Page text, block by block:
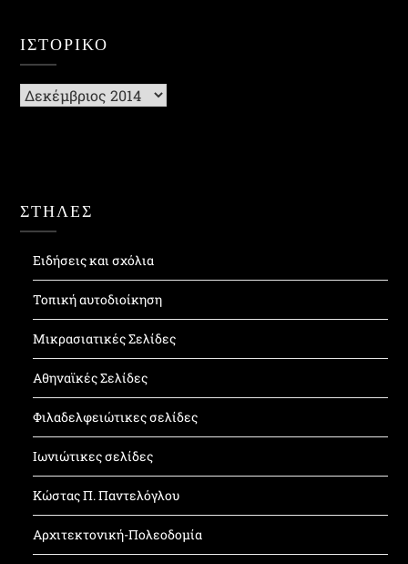
ΙΣΤΟΡΙΚΌ
Ιστορικό
ΣΤΗΛΕΣ
Ειδήσεις και σχόλια
Τοπική αυτοδιοίκηση
Μικρασιατικές Σελίδες
Αθηναϊκές Σελίδες
Φιλαδελφειώτικες σελίδες
Ιωνιώτικες σελίδες
Κώστας Π. Παντελόγλου
Αρχιτεκτονική-Πολεοδομία